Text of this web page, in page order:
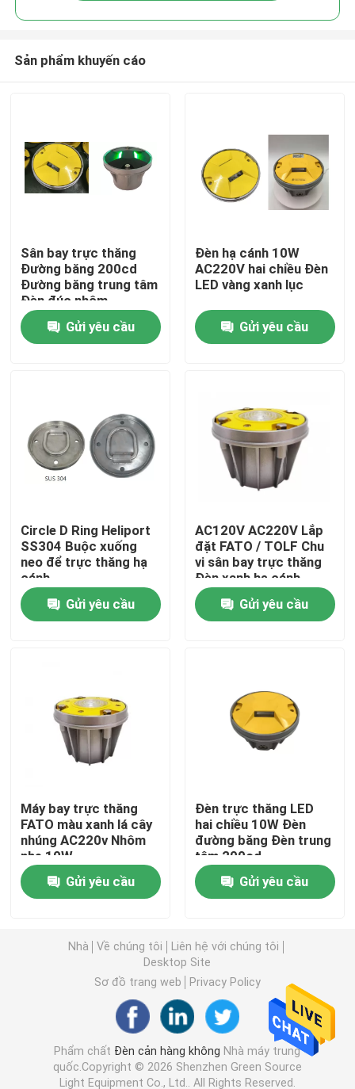
Nhà
Các sản phẩm
Tham quan nhà máy
Kiểm soát chất lượng
Liên hệ chúng tôi
Yêu cầu báo giá
Đèn cản hàng không
Đèn cản máy bay
Đèn lồng biển
Đèn chuyển động chạy bằng năng lượng mặt trời
Đèn đường lăn sân bay
Bộ điều khiển đèn tắc nghẽn
Đèn cảnh báo máy bay
Sản phẩm khuyến cáo
Sân bay trực thăng
Đường băng 200cd
Đường băng trung tâm
Đèn đúc nhôm
Gửi yêu cầu
Đèn hạ cánh 10W
AC220V hai chiều Đèn
LED vàng xanh lục
Gửi yêu cầu
Circle D Ring Heliport
SS304 Buộc xuống
neo để trực thăng hạ
cánh
Gửi yêu cầu
AC120V AC220V Lắp
đặt FATO / TOLF Chu
vi sân bay trực thăng
Đèn xanh hạ cánh
Gửi yêu cầu
Máy bay trực thăng
FATO màu xanh lá cây
nhúng AC220v Nhôm
nhẹ 10W
Gửi yêu cầu
Đèn trực thăng LED
hai chiều 10W Đèn
đường băng Đèn trung
tâm 200cd
Gửi yêu cầu
Nhà Về chúng tôi
Liên hệ với chúng tôi
Desktop Site
Sơ đồ trang web
Privacy Policy
Phẩm chất Đèn cản hàng không Nhà máy trung
quốc.Copyright © 2026 Shenzhen Green Source
Light Equipment Co., Ltd.. All Rights Reserved.